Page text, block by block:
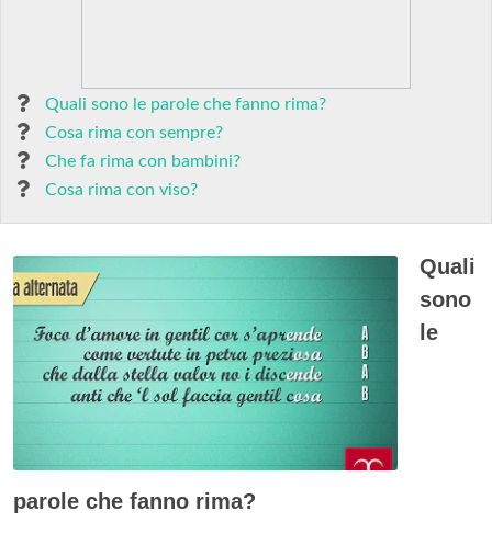
Quali sono le parole che fanno rima?
Cosa rima con sempre?
Che fa rima con bambini?
Cosa rima con viso?
Quali
sono
le
parole che fanno rima?